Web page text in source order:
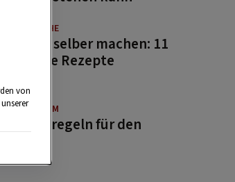
GUTE KÜCHE
Saucen selber machen: 11
beliebte Rezepte
BRAUCHTUM
Bauernregeln für den
von